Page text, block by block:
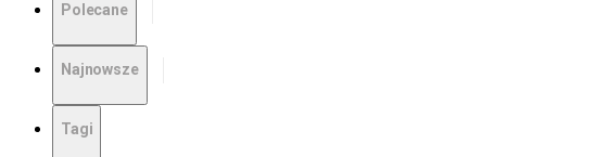
Polecane
Najnowsze
Tagi